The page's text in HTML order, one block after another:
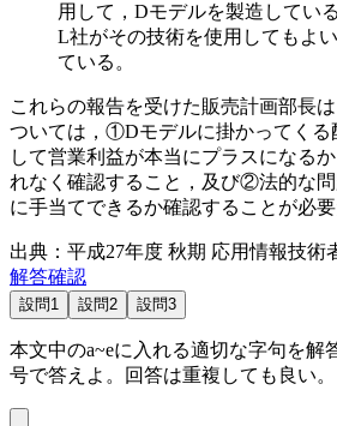
用して，Dモデルを製造してい
L社がその技術を使用してもよ
ている。
これらの報告を受けた販売計画部長
ついては， ①Dモデルに掛かってくる
して営業利益が本当にプラスになる
れなく確認すること， 及び②法的な問
に手当てできるか確認すること が必
出典：平成27年度 秋期 応用情報技術
解答確認
設問1 設問2 設問3
本文中のa~eに入れる適切な字句を解
号で答えよ。回答は重複しても良い。